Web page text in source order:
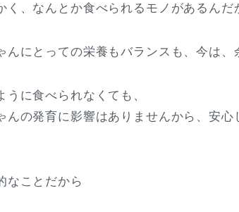
く、なんとか食べられるモノがあるんだ
んにとっての栄養もバランスも、今は、
うに食べられなくても、
んの発育に影響はありませんから、安心
なことだから